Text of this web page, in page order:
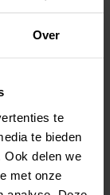
Over
te
te bieden
Ook delen we
met onze